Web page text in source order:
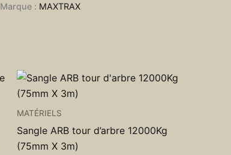
Marque : MAXTRAX
MATÉRIELS
Sangle ARB tour d’arbre 12000Kg
(75mm X 3m)